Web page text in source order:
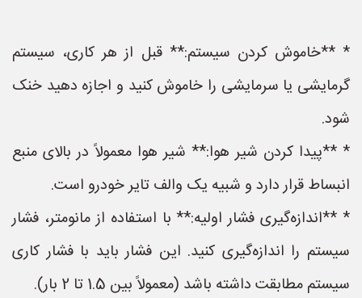
* **خاموش کردن سیستم:** قبل از هر کاری، سیستم
گرمایشی یا سرمایشی را خاموش کنید و اجازه دهید خنک
شود.
* **پیدا کردن شیر هوا:** شیر هوا معمولاً در بالای منبع
انبساط قرار دارد و شبیه یک والف تایر خودرو است.
* **اندازه‌گیری فشار اولیه:** با استفاده از مانومتر، فشار
سیستم را اندازه‌گیری کنید. این فشار باید با فشار کاری
سیستم مطابقت داشته باشد (معمولاً بین 1.5 تا 2 بار).